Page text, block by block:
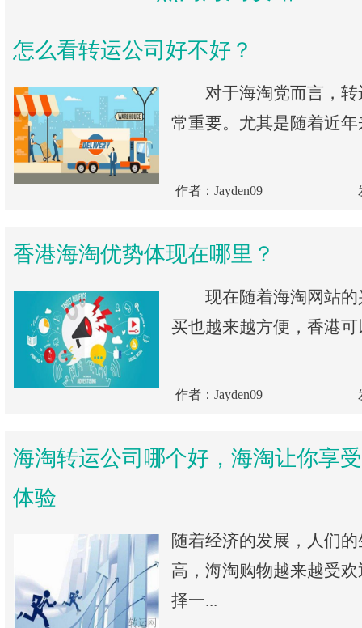
怎么看转运公司好不好？
对于海淘党而言，转
常重要。尤其是随着近
作者：Jayden09
香港海淘优势体现在哪里？
现在随着海淘网站的
买也越来越方便，香港
作者：Jayden09
海淘转运公司哪个好，海淘让你享
体验
随着经济的发展，人们
高，海淘购物越来越受
择一...